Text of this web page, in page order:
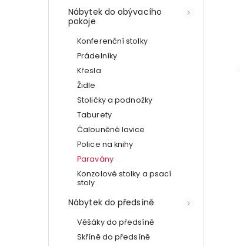
Nábytek do obývacího
pokoje
Konferenční stolky
Prádelníky
Křesla
Židle
Stoličky a podnožky
Taburety
Čalouněné lavice
Police na knihy
Paravány
Konzolové stolky a psací
stoly
Nábytek do předsíně
Věšáky do předsíně
Skříně do předsíně